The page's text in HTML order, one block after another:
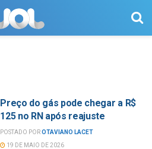
Preço do gás pode chegar a R$
125 no RN após reajuste
POSTADO POROTAVIANO LACET
19 DE MAIO DE 2026